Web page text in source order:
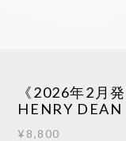
《2026年2月
HENRY DEAN
¥8,800